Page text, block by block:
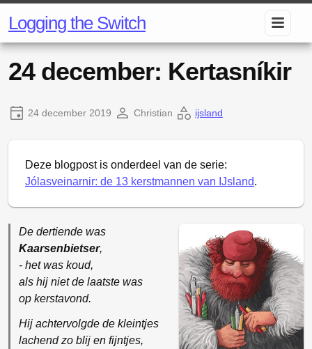
Logging the Switch
24 december: Kertasníkir
24 december 2019 Christian ijsland
Deze blogpost is onderdeel van de serie:
Jólasveinarnir: de 13 kerstmannen van IJsland.
De dertiende was
Kaarsenbietser,
- het was koud,
als hij niet de laatste was
op kerstavond.
Hij achtervolgde de kleintjes
lachend zo blij en fijntjes,